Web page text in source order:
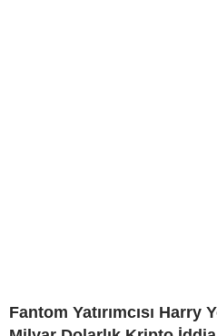
Fantom Yatırımcısı Harry